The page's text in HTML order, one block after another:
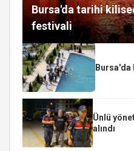
Bursa'da tarihi
festivali
Bursa'da
Ünlü
alındı